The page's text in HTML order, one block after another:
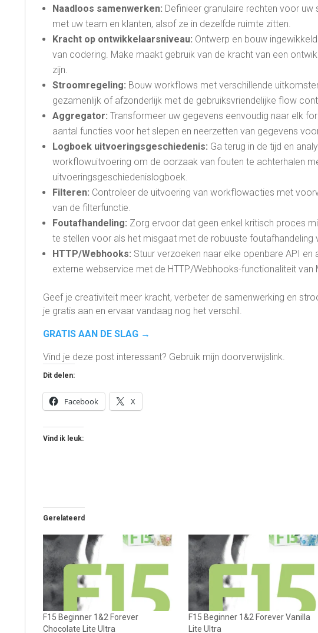
Naadloos samenwerken: Definieer granulaire rechten voor
met uw team en klanten, alsof ze in dezelfde ruimte zitten.
Kracht op ontwikkelaarsniveau: Ontwerp en bouw
van codering. Make maakt gebruik van de kracht van een
zijn.
Stroomregeling: Bouw workflows met verschillende
gezamenlijk of afzonderlijk met de gebruiksvriendelijke flow
Aggregator: Transformeer uw gegevens eenvoudig naar elk
aantal functies voor het slepen en neerzetten van gegevens
Logboek uitvoeringsgeschiedenis: Ga terug in de tijd en
workflowuitvoering om de oorzaak van fouten te achterhalen
uitvoeringsgeschiedenislogboek.
Filteren: Controleer de uitvoering van workflowacties met
van de filterfunctie.
Foutafhandeling: Zorg ervoor dat geen enkel kritisch proces
te stellen voor als het misgaat met de robuuste foutafhandeling
HTTP/Webhooks: Stuur verzoeken naar elke openbare API
externe webservice met de HTTP/Webhooks-functionaliteit van
Geef je creativiteit meer kracht, verbeter de samenwerking en
je gratis aan en ervaar vandaag nog het verschil.
GRATIS AAN DE SLAG →
Vind je deze post interessant? Gebruik mijn doorverwijslink.
Dit delen:
Facebook X
Vind ik leuk:
Gerelateerd
F15 Beginner 1&2 Forever
Chocolate Lite Ultra
F15 Beginner 1&2 Forever Vanilla
Lite Ultra